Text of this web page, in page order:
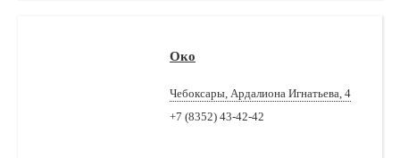
Око
Чебоксары, Ардалиона Игнатьева, 4
+7 (8352) 43-42-42